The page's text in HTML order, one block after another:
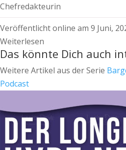
Chefredakteurin
Veröffentlicht online am 9 Juni,
Weiterlesen
Das könnte Dich auch
Weitere Artikel aus der Serie
Podcast